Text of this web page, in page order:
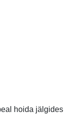
hoida jälgides